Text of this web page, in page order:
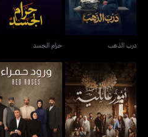
درب الذهب حرام الجسد
أمور عائلية ورود حمراء - ريد روزس